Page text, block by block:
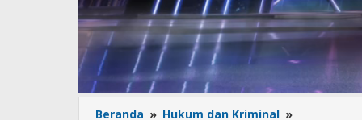
Beranda » Hukum dan Kriminal »